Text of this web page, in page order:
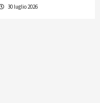
30 luglio 2026